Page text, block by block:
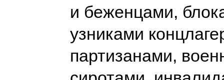
и беженцами,
узниками
партизанами,